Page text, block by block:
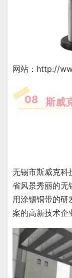
网站：http://
08 斯威
无锡市斯威克
省风景秀丽的无
用涂锡铜带的
案的高新技术企